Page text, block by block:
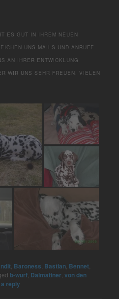
ES GUT IN IHREM NEUEN
UNS MAILS UND ANRUFE I
AN IHRER ENTWICKLUNG T
UNS SEHR FREUEN. VIELEN D
Baroness Bastian Bennet
b-wurf Dalmatiner ,von den
reply